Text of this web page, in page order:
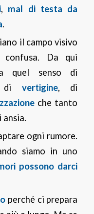
, mal di testa da
.
il campo visivo
Da qui
quel senso di
di vertigine, di
che tanto
ogni rumore.
siamo in uno
possono darci
perché ci prepara